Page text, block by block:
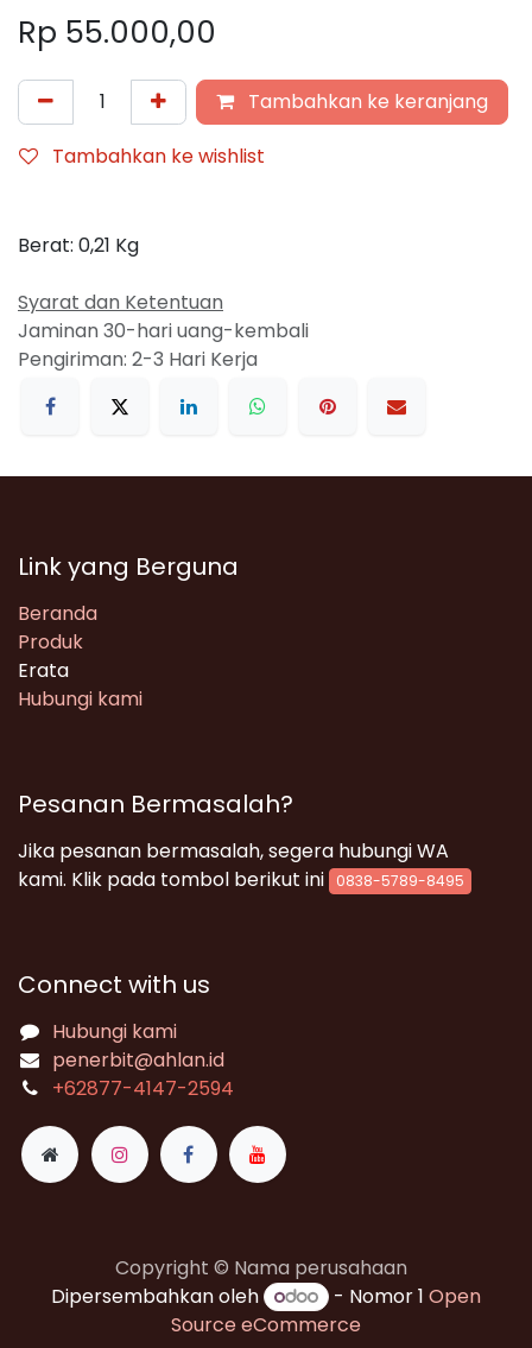
Rp 55.000,00
Tambahkan ke keranjang
Tambahkan ke wishlist
Berat: 0,21 Kg
Syarat dan Ketentuan
Jaminan 30-hari uang-kembali
Pengiriman: 2-3 Hari Kerja
Link yang Berguna
Beranda
Produk
Erata
Hubungi kami
Pesanan Bermasalah?
Jika pesanan bermasalah, segera hubungi WA
kami. Klik pada tombol berikut ini
0838-5789-8495
Connect with us
Hubungi kami
penerbit@ahlan.id
+62877-4147-2594
Copyright © Nama perusahaan
Dipersembahkan oleh
- Nomor 1 Open
Source eCommerce